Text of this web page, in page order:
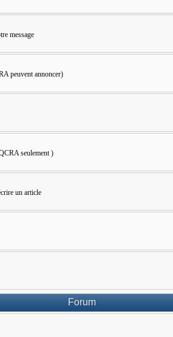
message
peuvent annoncer)
seulement )
un article
Forum